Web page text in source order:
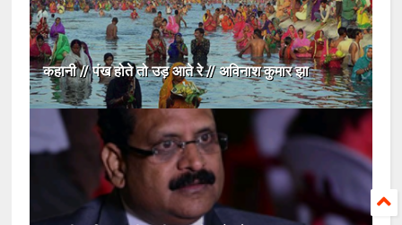
कहानी // पंख होते तो उड़ आते रे // अविनाश कुमार झा